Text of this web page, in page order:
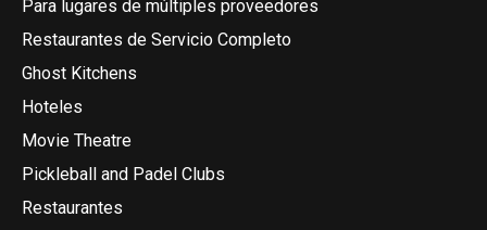
Para lugares de múltiples proveedores
Restaurantes de Servicio Completo
Ghost Kitchens
Hoteles
Movie Theatre
Pickleball and Padel Clubs
Restaurantes